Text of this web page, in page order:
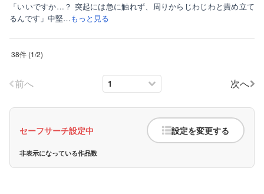
「いいですか…？ 突起には急に触れず、周りからじわじわと責め立て
るんです」中堅…もっと見る
38件 (1/2)
前へ 次へ
セーフサーチ設定中 設定を変更する
非表示になっている作品数